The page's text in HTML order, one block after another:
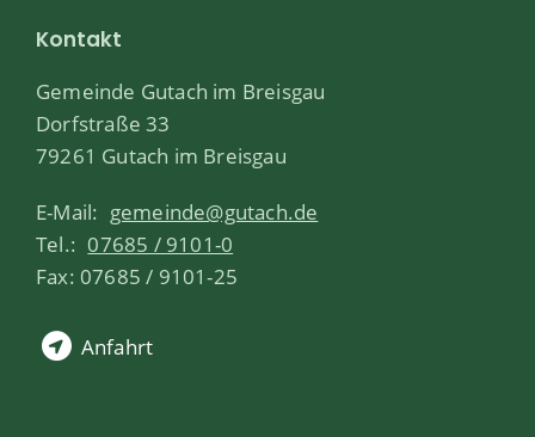
Kontakt
Gemeinde Gutach im Breisgau
Dorfstraße 33
79261 Gutach im Breisgau
E-Mail: gemeinde@gutach.de
Tel.: 07685 / 9101-0
Fax: 07685 / 9101-25
Anfahrt